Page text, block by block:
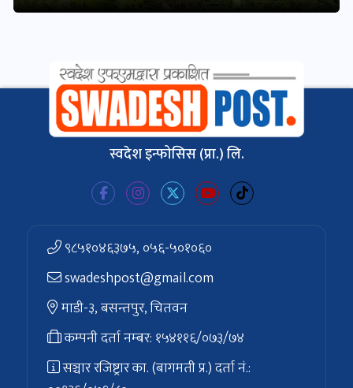
स्वदेश इन्फोसिस (प्रा.) लि.
९८५१०४६३७५, ०५६-५०१०६०
swadeshpost@gmail.com
माडी-३, बसन्तपुर, चितवन
कम्पनी दर्ता नम्बर: १५४११६/०७३/७४
सञ्चार रजिष्ट्रार का. (बागमती प्र.) दर्ता नं.: